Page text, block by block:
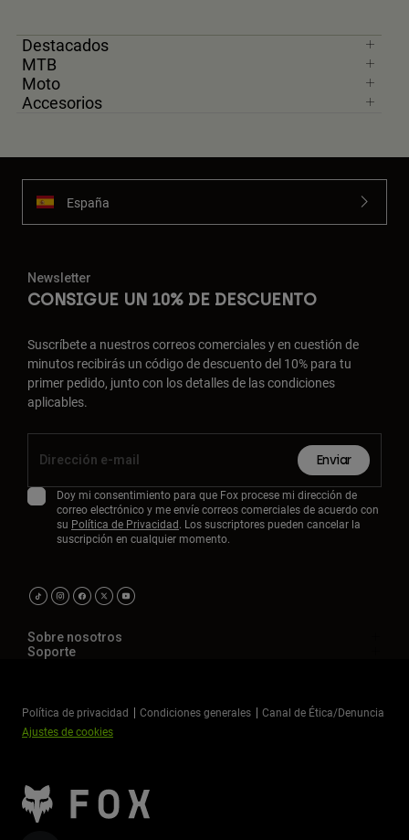
Destacados
MTB
Moto
Accesorios
España
Newsletter
CONSIGUE UN 10% DE DESCUENTO
Suscríbete a nuestros correos comerciales y en cuestión de
minutos recibirás un código de descuento del 10% para tu
primer pedido, junto con los detalles de las condiciones
aplicables.
Enviar
Doy mi consentimiento para que Fox procese mi dirección de
correo electrónico y me envíe correos comerciales de acuerdo con
su Política de Privacidad. Los suscriptores pueden cancelar la
suscripción en cualquier momento.
Sobre nosotros
Soporte
Política de privacidad Condiciones generales
Canal de Ética/Denuncia
Ajustes de cookies